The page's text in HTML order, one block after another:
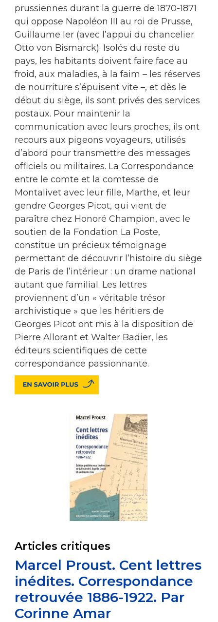
prussiennes durant la guerre de 1870-1871
qui oppose Napoléon III au roi de Prusse,
Guillaume Ier (avec l’appui du chancelier
Otto von Bismarck). Isolés du reste du
pays, les habitants doivent faire face au
froid, aux maladies, à la faim – les réserves
de nourriture s’épuisent vite –, et dès le
début du siège, ils sont privés des services
postaux. Pour maintenir la
communication avec leurs proches, ils ont
recours aux pigeons voyageurs, utilisés
d’abord pour transmettre des messages
officiels ou militaires. La Correspondance
entre le comte et la comtesse de
Montalivet avec leur fille, Marthe, et leur
gendre Georges Picot, qui vient de
paraître chez Honoré Champion, avec le
soutien de la Fondation La Poste,
constitue un précieux témoignage
permettant de découvrir l’histoire du siège
de Paris de l’intérieur : un drame national
autant que familial. Les lettres
proviennent d’un « véritable trésor
archivistique » que les héritiers de
Georges Picot ont mis à la disposition de
Pierre Allorant et Walter Badier, les
éditeurs scientifiques de cette
correspondance passionnante.
Articles critiques
Marcel Proust. Cent lettres
inédites. Correspondance
retrouvée 1886-1922. Par
Corinne Amar